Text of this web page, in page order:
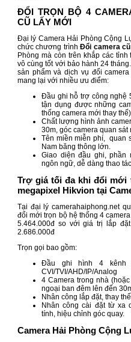
ĐỔI TRỌN BỘ 4
CŨ LẤY MỚI
Đại lý Camera Hải Phòng Cộng
chức chương trìnhĐổi camera
Phòng mà còn trên khắp các
vô cùng tốt với bảo hành 24
sản phẩm và dịch vụ đổi
mang lại với nhiều ưu điểm:
Đầu ghi hỗ trợ công nghệ
tận dụng được những
thống camera mới thay thế)
Chất lượng hình ảnh
30m, góc camera quan sát
Tên miền miễn phí, quan
Nam băng thông lớn.
Giao diện đầu ghi, phần
ngôn ngữ, dễ dàng thao
Trợ giá tối đa khi đổi mới
megapixel Hikvion tại
Tại đại lý camerahaiphong.net
đổi mới trọn bộ hệ thống 4
5.464.000đ so với giá trị lắp
2.686.000đ
Trọn gọi bao gồm:
Đầu ghi hình 4
CVI/TVI/AHD/IP/Analog
4 Camera trong nhà
ngoại ban đêm lên đến
Nhân công lắp đặt, thay
Nhân công cài đặt từ xa
tính, hiệu chỉnh góc quay.
Camera Hải Phòng Cộng